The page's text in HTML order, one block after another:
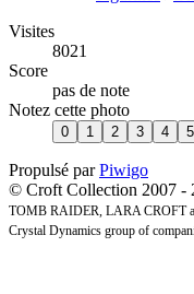
Visites
8021
Score
pas de note
Notez cette photo
Propulsé parPiwigo
© Croft Collection 2007 -
TOMB RAIDER, LARA CROFT
Crystal Dynamics group of